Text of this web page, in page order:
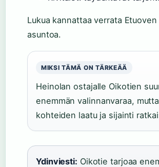
Lukua kannattaa verrata
asuntoa.
MIKSI TÄMÄ ON TÄRKEÄÄ
Heinolan ostajalle Oikotien
enemmän valinnanvaraa,
kohteiden laatu ja sijainti
Ydinviesti: Oikotie tarjoaa